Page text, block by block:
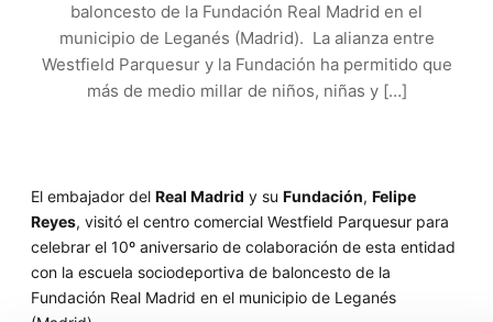
baloncesto de la Fundación Real Madrid en el
municipio de Leganés (Madrid). La alianza entre
Westfield Parquesur y la Fundación ha permitido que
más de medio millar de niños, niñas y […]
El embajador del Real Madrid y su Fundación, Felipe
Reyes, visitó el centro comercial Westfield Parquesur para
celebrar el 10º aniversario de colaboración de esta entidad
con la escuela sociodeportiva de baloncesto de la
Fundación Real Madrid en el municipio de Leganés